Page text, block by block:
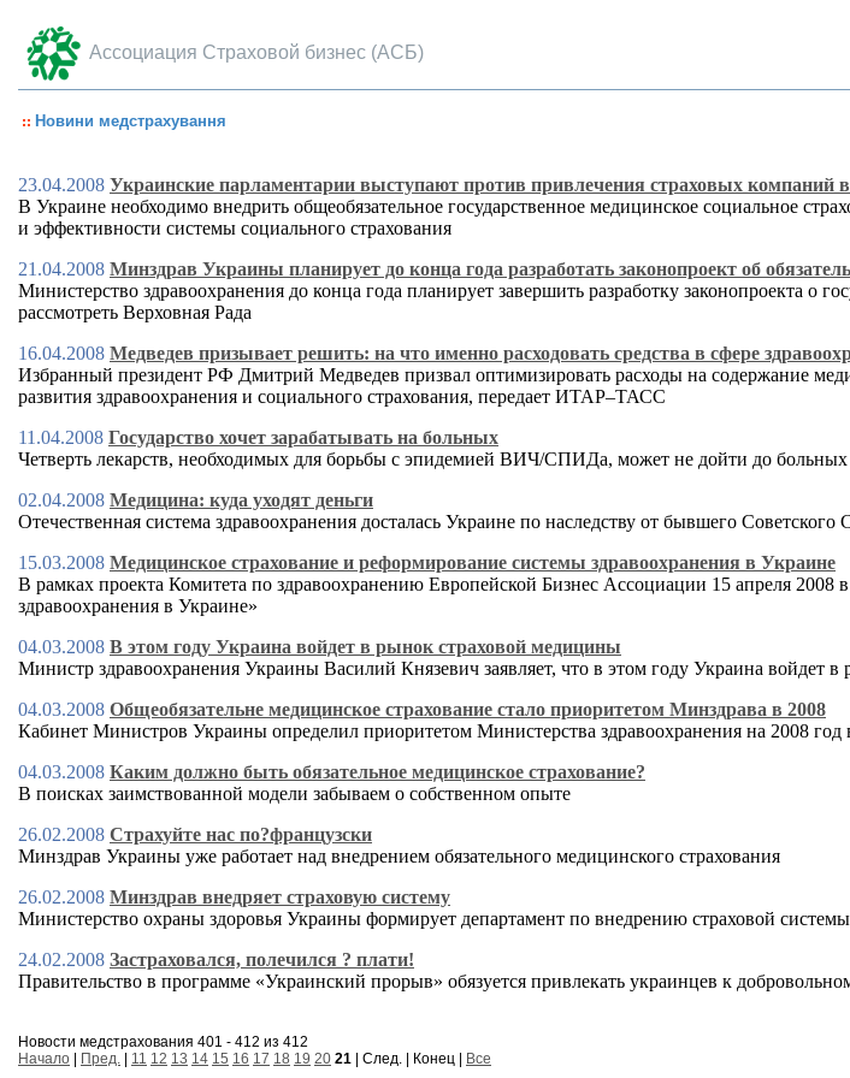
Ассоциация Страховой бизнес (АСБ)
Новини медстрахування
23.04.2008 Украинские парламентарии выступают против привлечения страховых компаний
В Украине необходимо внедрить общеобязательное государственное медицинское социальное
и эффективности системы социального страхования
21.04.2008 Минздрав Украины планирует до конца года разработать законопроект об
Министерство здравоохранения до конца года планирует завершить разработку законопроекта о
рассмотреть Верховная Рада
16.04.2008 Медведев призывает решить: на что именно расходовать средства в сфере
Избранный президент РФ Дмитрий Медведев призвал оптимизировать расходы на содержание
развития здравоохранения и социального страхования, передает ИТАР–ТАСС
11.04.2008 Государство хочет зарабатывать на больных
Четверть лекарств, необходимых для борьбы с эпидемией ВИЧ/СПИДа, может не дойти до
02.04.2008 Медицина: куда уходят деньги
Отечественная система здравоохранения досталась Украине по наследству от бывшего
15.03.2008 Медицинское страхование и реформирование системы здравоохранения в Украине
В рамках проекта Комитета по здравоохранению Европейской Бизнес Ассоциации 15 апреля
здравоохранения в Украине»
04.03.2008 В этом году Украина войдет в рынок страховой медицины
Министр здравоохранения Украины Василий Князевич заявляет, что в этом году Украина войдет
04.03.2008 Общеобязательне медицинское страхование стало приоритетом Минздрава в 2008
Кабинет Министров Украины определил приоритетом Министерства здравоохранения на 2008 год
04.03.2008 Каким должно быть обязательное медицинское страхование?
В поисках заимствованной модели забываем о собственном опыте
26.02.2008 Страхуйте нас по?французски
Минздрав Украины уже работает над внедрением обязательного медицинского страхования
26.02.2008 Минздрав внедряет страховую систему
Министерство охраны здоровья Украины формирует департамент по внедрению страховой системы
24.02.2008 Застраховался, полечился ? плати!
Правительство в программе «Украинский прорыв» обязуется привлекать украинцев к
Новости медстрахования 401 - 412 из 412
Начало
Пред. 11 12 13 14 15 16 17 18 19 20 21 | След. | Конец | Все